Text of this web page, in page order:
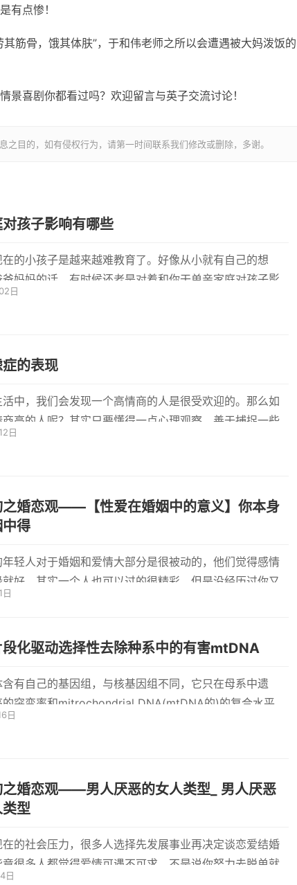
有点惨！
筋骨，饿其体肤”，于和伟老师之所以会遭遇被大妈泼饭的
喜剧你都看过吗？欢迎留言与英子交流讨论！
目的，如有侵权行为，请第一时间联系我们修改或删除，多谢。
孩子影响有哪些
的小孩子是越来越难教育了。好像从小就有自己的想
妈妈的话，有时候还老是对着和你干单亲家庭对孩子影
没有
日
的表现
活中，我们会发现一个高情商的人是很受欢迎的。那么如
高的人呢？其实只要懂得一点心理观察，善于捕捉一些
日
之婚恋观——【性爱在婚姻中的意义】你本身
得
轻人对于婚姻和爱情大部分是很被动的，他们觉得感情
好，其实一个人也可以过的很精彩。但是没经历过你又
日
段化驱动选择性去除种系中的有害mtDNA
含有自己的基因组，与核基因组不同，它只在母系中遗
的突变率和mitrochondrial DNA(mtDNA的)的复合水平较
机制
日
之婚恋观——男人厌恶的女人类型_ 男人厌恶
型
在的社会压力，很多人选择先发展事业再决定谈恋爱结婚
很多人都觉得爱情可遇不可求，不是说你努力去脱单就
日